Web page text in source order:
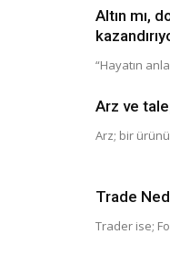
Altın mı,
“Hayatın
Arz ve
Arz; bir
Trade
Trader ise;